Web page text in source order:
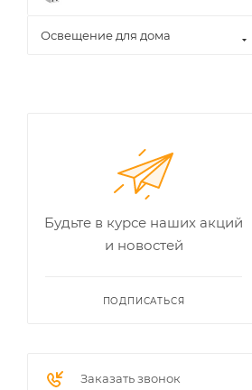
Освещение для дома
Будьте в курсе наших акций
и новостей
ПОДПИСАТЬСЯ
Заказать звонок